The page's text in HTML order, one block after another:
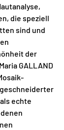
die speziell
sind und
der
GALLAND
echte